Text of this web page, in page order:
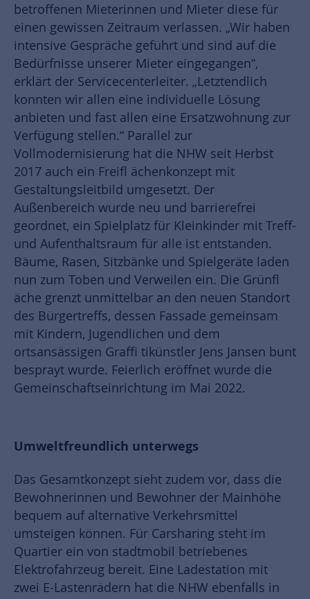
betroffenen Mieterinnen und Mieter diese für
einen gewissen Zeitraum verlassen. „Wir haben
intensive Gespräche geführt und sind auf die
Bedürfnisse unserer Mieter eingegangen“,
erklärt der Servicecenterleiter. „Letztendlich
konnten wir allen eine individuelle Lösung
anbieten und fast allen eine Ersatzwohnung zur
Verfügung stellen.“ Parallel zur
Vollmodernisierung hat die NHW seit Herbst
2017 auch ein Freifl ächenkonzept mit
Gestaltungsleitbild umgesetzt. Der
Außenbereich wurde neu und barrierefrei
geordnet, ein Spielplatz für Kleinkinder mit Treff-
und Aufenthaltsraum für alle ist entstanden.
Bäume, Rasen, Sitzbänke und Spielgeräte laden
nun zum Toben und Verweilen ein. Die Grünfl
äche grenzt unmittelbar an den neuen Standort
des Bürgertreffs, dessen Fassade gemeinsam
mit Kindern, Jugendlichen und dem
ortsansässigen Graffi tikünstler Jens Jansen bunt
besprayt wurde. Feierlich eröffnet wurde die
Gemeinschaftseinrichtung im Mai 2022.
Umweltfreundlich unterwegs
Das Gesamtkonzept sieht zudem vor, dass die
Bewohnerinnen und Bewohner der Mainhöhe
bequem auf alternative Verkehrsmittel
umsteigen können. Für Carsharing steht im
Quartier ein von stadtmobil betriebenes
Elektrofahrzeug bereit. Eine Ladestation mit
zwei E-Lastenrädern hat die NHW ebenfalls in